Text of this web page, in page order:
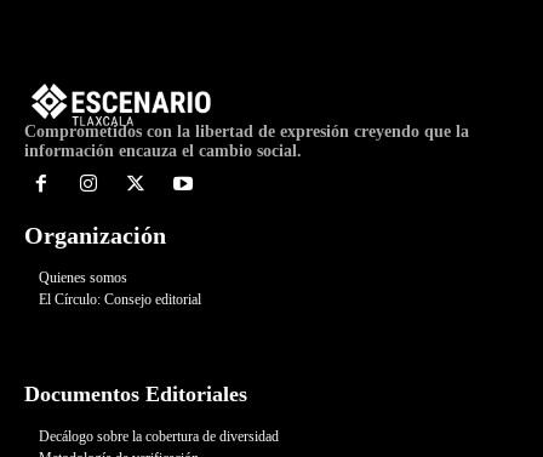
Comprometidos con la libertad de expresión creyendo que la
información encauza el cambio social.
Organización
Quienes somos
El Círculo: Consejo editorial
Documentos Editoriales
Decálogo sobre la cobertura de diversidad